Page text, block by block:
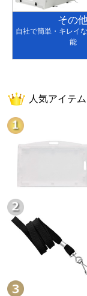
その
自社で簡単・キレイ
能
人気アイテ